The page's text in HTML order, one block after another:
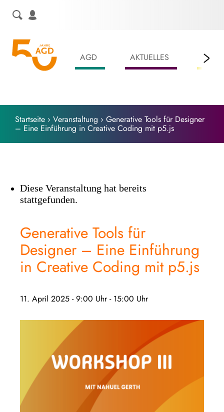
AGD AKTUELLES
Startseite › Veranstaltung › Generative Tools für Designer
– Eine Einführung in Creative Coding mit p5.js
Diese Veranstaltung hat bereits
stattgefunden.
Generative Tools für
Designer – Eine Einführung
in Creative Coding mit p5.js
11. April 2025 - 9:00 Uhr- 15:00 Uhr